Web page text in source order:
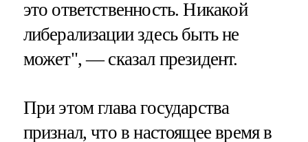
это ответственность. Никакой
либерализации здесь быть не
может", — сказал президент.
При этом глава государства
признал, что в настоящее время в